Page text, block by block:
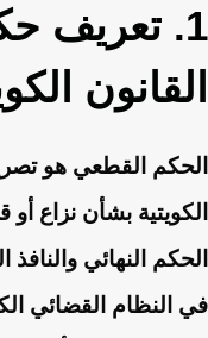
1. تعريف
القانون
الحكم القطعي هو
الكويتية بشأن نزاع
الحكم النهائي
في النظام القضائي